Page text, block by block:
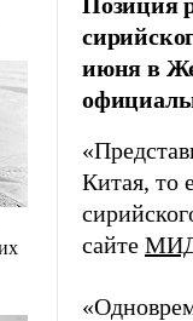
июня в
Китая, то
сайте МИД